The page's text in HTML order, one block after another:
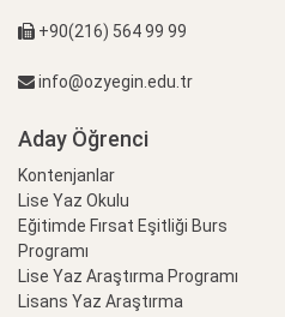
+90(216) 564 99 99
info@ozyegin.edu.tr
Aday Öğrenci
Kontenjanlar
Lise Yaz Okulu
Eğitimde Fırsat Eşitliği Burs
Programı
Lise Yaz Araştırma Programı
Lisans Yaz Araştırma